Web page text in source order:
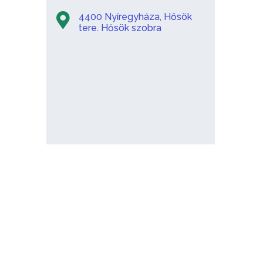
4400 Nyíregyháza, Hősök
tere. Hősök szobra